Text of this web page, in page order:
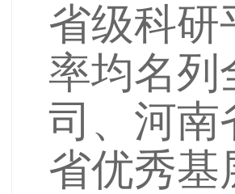
省级科研
率均名列
司、河南
省优秀基